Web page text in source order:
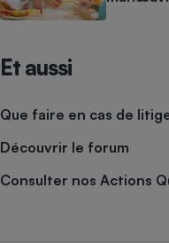
Et aussi
Que faire en cas de
Découvrir le forum
Consulter nos Actions